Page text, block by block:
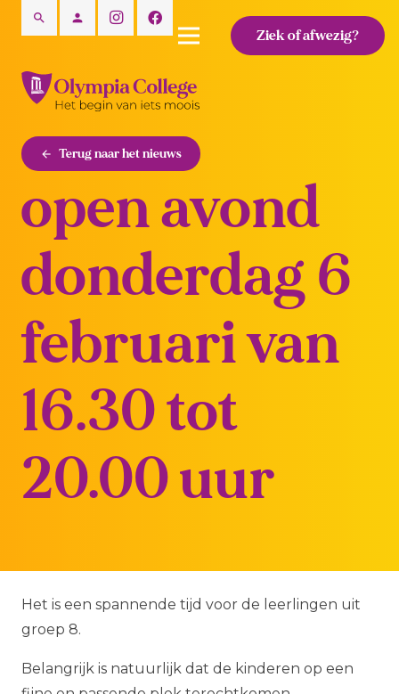
Ziek of afwezig?
arrow_back Terug naar het nieuws
open avond
donderdag 6
februari van
16.30 tot
20.00 uur
search person
Het is een spannende tijd voor de leerlingen uit
groep 8.
Belangrijk is natuurlijk dat de kinderen op een